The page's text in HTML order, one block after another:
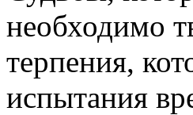
необходимо
терпения,
испытания